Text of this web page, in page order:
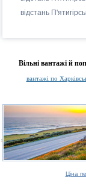
відстань
Вільні вантажі й
вантажі по
Ціна